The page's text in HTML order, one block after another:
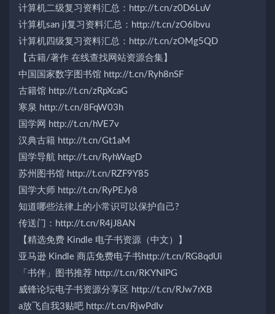
计算机二级复习资料汇总：http://t.cn/z0D6LuV
计算机san ji复习资料汇总：http://t.cn/zO6Ibvu
计算机四级复习资料汇总：http://t.cn/zOMg5QD
【古籍/著作 在线查找网站资源合集】
中国国家数字图书馆 http://t.cn/Ryh8nSF
古籍馆 http://t.cn/zRpXcaG
寒泉 http://t.cn/8FqW03h
国学网 http://t.cn/hVE7v
汉典古籍 http://t.cn/Gt1aM
国学导航 http://t.cn/RyhWagD
苏州图书馆 http://t.cn/RZF9Y85
国学大师 http://t.cn/RyPEJy8
知道哪些法律上的小常识可以保护自己?
传送门：http://t.cn/R4jJ8AN
【精选免费 Kindle 电子书资源（中文）】
亚马逊 Kindle 商店免费电子书http://t.cn/RG8qdUi
「书伴」图书推荐 http://t.cn/RKYNIPG
威锋论坛电子书资源分享区 http://t.cn/RJw7rXB
a放飞自我3贴吧 http://t.cn/RjwPdIv